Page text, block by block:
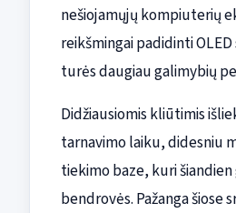
nešiojamųjų kompiuterių
reikšmingai padidinti
turės daugiau galimybių
Didžiausiomis kliūtimis
tarnavimo laiku, didesniu
tiekimo baze, kuri
bendrovės. Pažanga